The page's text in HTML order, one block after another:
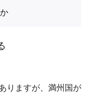
りますが、満州国が